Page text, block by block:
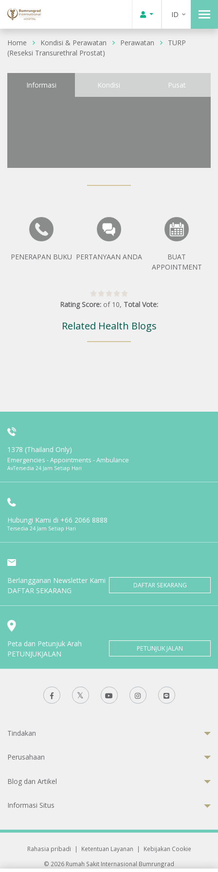
ID
Home Kondisi & Perawatan Perawatan
TURP
(Reseksi Transurethral Prostat)
Informasi Kondisi Pusat
PENERAPAN BUKU PERTANYAAN ANDA
BUAT
APPOINTMENT
Rating Score: of 10, Total Vote:
Related Health Blogs
1378 (Thailand Only)
Emergencies - Appointments - Ambulance
AvTersedia 24 Jam Setiap Hari
Hubungi Kami di +66 2066 8888
Tersedia 24 Jam Setiap Hari
Berlangganan Newsletter Kami
DAFTAR SEKARANG
DAFTAR SEKARANG
Peta dan Petunjuk Arah
PETUNJUKJALAN
PETUNJUK JALAN
Tindakan
Perusahaan
Blog dan Artikel
Informasi Situs
Rahasia pribadi | Ketentuan Layanan |
Kebijakan Cookie
© 2026 Rumah Sakit Internasional Bumrungrad